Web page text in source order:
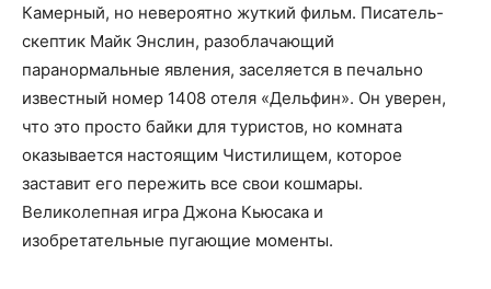
Камерный, но невероятно жуткий фильм. Писатель-
скептик Майк Энслин, разоблачающий
паранормальные явления, заселяется в печально
известный номер 1408 отеля «Дельфин». Он уверен,
что это просто байки для туристов, но комната
оказывается настоящим Чистилищем, которое
заставит его пережить все свои кошмары.
Великолепная игра Джона Кьюсака и
изобретательные пугающие моменты.